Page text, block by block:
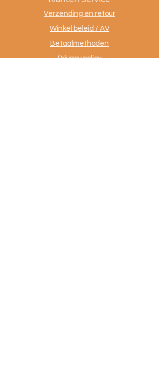
Verzending en retour
Winkel beleid / AV
Betaalmethoden
Privacy policy